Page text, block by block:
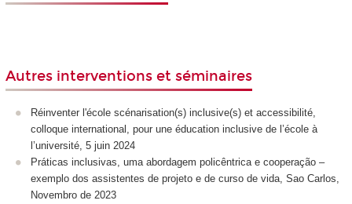
Autres interventions et séminaires
Réinventer l'école scénarisation(s) inclusive(s) et accessibilité,
colloque international, pour une éducation inclusive de l’école à
l’université, 5 juin 2024
Práticas inclusivas, uma abordagem policêntrica e cooperação –
exemplo dos assistentes de projeto e de curso de vida, Sao Carlos,
Novembro de 2023